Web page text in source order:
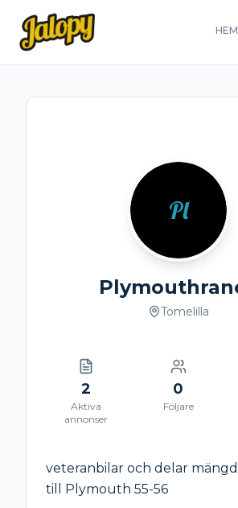
HEM
Pl
Tomelilla
2
Aktiva
annonser
0
Följare
veteranbilar och delar
till Plymouth 55-56